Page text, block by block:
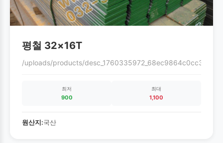
평철 32×16T
/uploads/products/desc_1760335972_68ec9864c0cc3.gif
최저
900
최대
1,100
원산지:국산